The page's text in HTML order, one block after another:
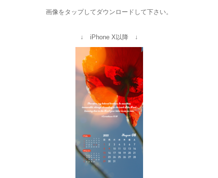
画像をタップしてダウンロードして下さい。
↓ iPhone X以降 ↓